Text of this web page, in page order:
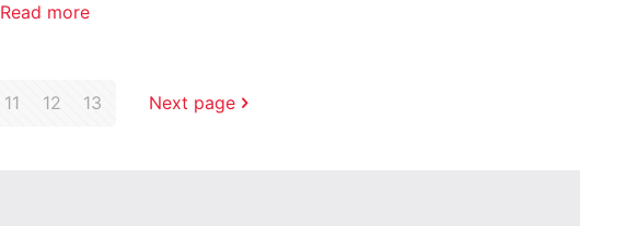
Read more
11 12 13 Next page